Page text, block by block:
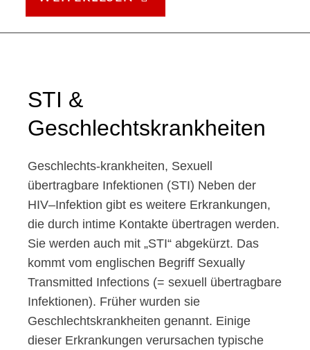
INFEKTIONEN
STI &
Geschlechtskrankheiten
Geschlechts-krankheiten, Sexuell
übertragbare Infektionen (STI) Neben der
HIV–Infektion gibt es weitere Erkrankungen,
die durch intime Kontakte übertragen werden.
Sie werden auch mit „STI“ abgekürzt. Das
kommt vom englischen Begriff Sexually
Transmitted Infections (= sexuell übertragbare
Infektionen). Früher wurden sie
Geschlechtskrankheiten genannt. Einige
dieser Erkrankungen verursachen typische